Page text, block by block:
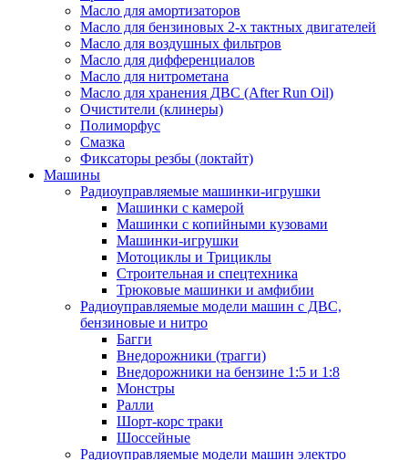
Масло для амортизаторов
Масло для бензиновых 2-х тактных двигателей
Масло для воздушных фильтров
Масло для дифференциалов
Масло для нитрометана
Масло для хранения ДВС (After Run Oil)
Очистители (клинеры)
Полиморфус
Смазка
Фиксаторы резбы (локтайт)
Машины
Радиоуправляемые машинки-игрушки
Машинки с камерой
Машинки с копийными кузовами
Машинки-игрушки
Мотоциклы и Трициклы
Строительная и спецтехника
Трюковые машинки и амфибии
Радиоуправляемые модели машин с ДВС,
бензиновые и нитро
Багги
Внедорожники (трагги)
Внедорожники на бензине 1:5 и 1:8
Монстры
Ралли
Шорт-корс траки
Шоссейные
Радиоуправляемые модели машин электро